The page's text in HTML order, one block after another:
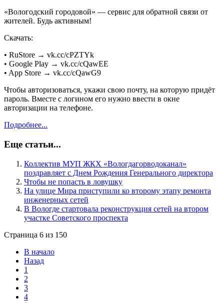
«Вологодский городовой» — сервис для обратной связи от
жителей. Будь активным!
Скачать:
• RuStore → vk.cc/cPZTYk
• Google Play → vk.cc/cQawEE
• App Store → vk.cc/cQawG9
Чтобы авторизоваться, укажи свою почту, на которую придёт
пароль. Вместе с логином его нужно ввести в окне
авторизации на телефоне.
Подробнее...
Еще статьи...
Коллектив МУП ЖКХ «Вологдагорводоканал»
поздравляет с Днем Рождения Генерального директора
Чтобы не попасть в ловушку
На улице Мира приступили ко второму этапу ремонта
инженерных сетей
В Вологде стартовала реконструкция сетей на втором
участке Советского проспекта
Страница 6 из 150
В начало
Назад
1
2
3
4